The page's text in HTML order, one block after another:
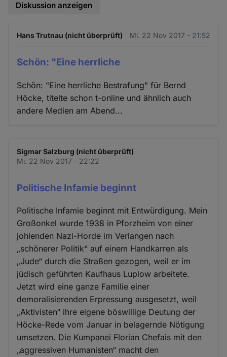
Diskussion anzeigen
Hans Trutnau (nicht überprüft) Mi. 22 Nov 2017 - 21:52
Schön: "Eine herrliche
Schön: "Eine herrliche Bestrafung" für Bernd
Höcke, titelte schon t-online und ähnlich auch
andere Medien am Abend...
Sigmar Salzburg (nicht überprüft)
Mi. 22 Nov 2017 - 22:22
Politische Infamie beginnt
Politische Infamie beginnt mit Entwürdigung. Mein
Großonkel wurde 1938 in Pforzheim von einer
johlenden Nazi-Horde im Verlangen nach
„schönerer Politik“ auf einem Handkarren als
„Jude“ durch die Straßen gezogen, weil er im
jüdisch geführten Kaufhaus Luplow arbeitete.
Jetzt wird eine ganze Familie einer
demoralisierenden Erpressung ausgesetzt, weil
„Aktivisten“ ihre eigene böswillige Deutung der
Höcke-Rede vom Januar in belagernde Nötigung
umsetzen. Die Kumpanei Florian Chefais mit den
„aggressiven Humanisten“ macht den